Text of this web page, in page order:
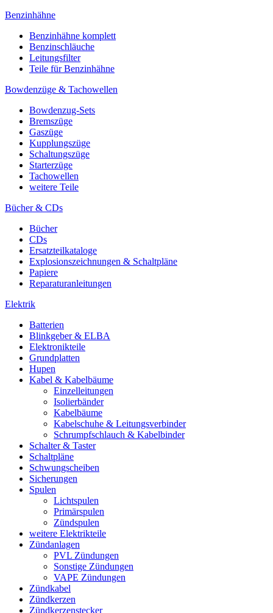
Benzinhähne
Benzinhähne komplett
Benzinschläuche
Leitungsfilter
Teile für Benzinhähne
Bowdenzüge & Tachowellen
Bowdenzug-Sets
Bremszüge
Gaszüge
Kupplungszüge
Schaltungszüge
Starterzüge
Tachowellen
weitere Teile
Bücher & CDs
Bücher
CDs
Ersatzteilkataloge
Explosionszeichnungen & Schaltpläne
Papiere
Reparaturanleitungen
Elektrik
Batterien
Blinkgeber & ELBA
Elektronikteile
Grundplatten
Hupen
Kabel & Kabelbäume
Einzelleitungen
Isolierbänder
Kabelbäume
Kabelschuhe & Leitungsverbinder
Schrumpfschlauch & Kabelbinder
Schalter & Taster
Schaltpläne
Schwungscheiben
Sicherungen
Spulen
Lichtspulen
Primärspulen
Zündspulen
weitere Elektrikteile
Zündanlagen
PVL Zündungen
Sonstige Zündungen
VAPE Zündungen
Zündkabel
Zündkerzen
Zündkerzenstecker